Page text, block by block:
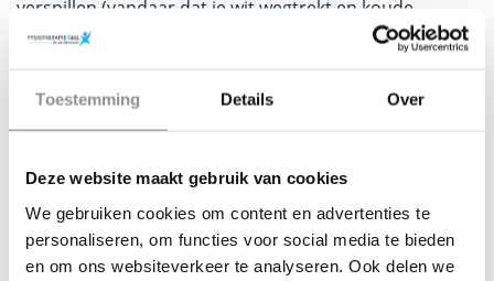
Toestemming Details Over
Deze website maakt gebruik van cookies
We gebruiken cookies om content en advertenties te
personaliseren, om functies voor social media te bieden
en om ons websiteverkeer te analyseren. Ook delen we
verspillen (vandaar dat je wit wegtrekt en koude
handen hebt als je onder stress staat). Je bloed wordt
ook dikker, om minder snel dood te bloeden bij een
knauw van die hongerige tijger. De zweetafscheiding
neemt toe, een uitstekende remedie om tijdens het
Wanneer deze stress cyclus te lang aanhoudt blijft onze
ademhaling dus continu snel en wordt steeds
oppervlakkiger. Uiteindelijk komen we in een fase van
hyperventileren. Dit gaat vaak onbewust.